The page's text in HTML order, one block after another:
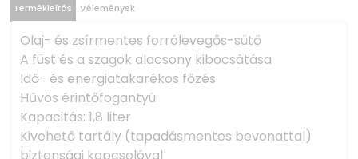
Termékleírás Vélemények
Olaj- és zsírmentes forrólevegős-sütő
A füst és a szagok alacsony kibocsátása
Idő- és energiatakarékos főzés
Hűvös érintőfogantyú
Kapacitás: 1,8 liter
Kivehető tartály (tapadásmentes bevonattal)